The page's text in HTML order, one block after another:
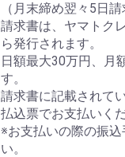
（月末締め翌々5日請
請求書は、ヤマトク
ら発行されます。
日額最大30万円、月
す。
請求書に記載されて
払込票でお支払いくだ
※お支払いの際の振
い。